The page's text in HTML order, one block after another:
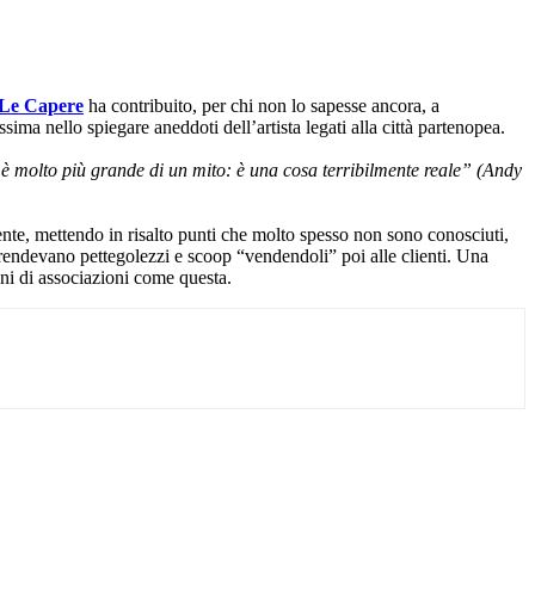
Capere ha contribuito, per chi non lo sapesse ancora, a
nello spiegare aneddoti dell’artista legati alla città partenopea.
molto più grande di un mito: è una cosa terribilmente reale” (Andy
mettendo in risalto punti che molto spesso non sono conosciuti,
pettegolezzi e scoop “vendendoli” poi alle clienti. Una
di associazioni come questa.